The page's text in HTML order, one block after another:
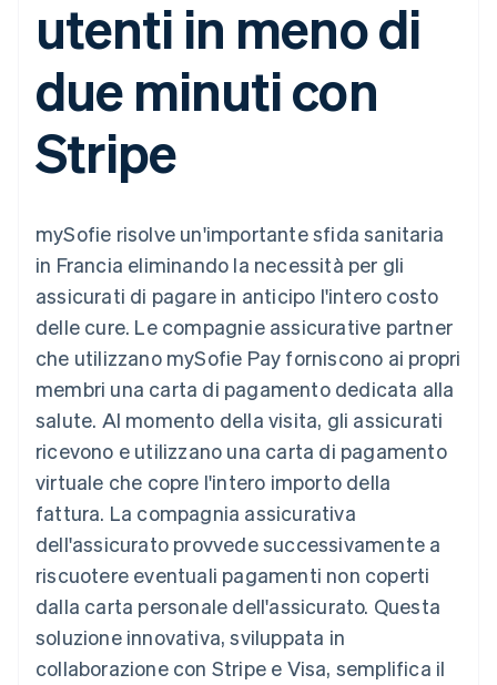
flessibile
Metodi di
pagamento
oltre 125
Terminal
persona
Authorization
ottimizzata
Link
Pagamento
accelerato
Connections
Conti finanziari
della contabilità
Stripe Sigma
personalizzati
Data Pipeline
Product roadmap
Scopri cosa ti aspetta
Radar
Prevenzione delle frodi
Atlas
Costituzione di start-up
Rimozione del carbonio
Gestione del denaro
Piattaforme
SaaS
Per settore
Gaming
Ospitalità, viaggi e
tempo libero
Assicurazione
Media e
intrattenimento
Organizzazioni non
profit
Servizi professionali
Pubblica
amministrazione
Commercio al dettaglio
Ecosistema
Partner
Stripe App Marketplace
Gestire gli
abbonamenti
Offrire addebiti in base
all'utilizzo
Emettere carte
garantite da stablecoin
Esegui il provisioning e
gestisci i servizi con gli
Integrazioni app
Esempi di codice
Blog per sviluppatori
Stato dell'API
Roadmap del prodotto
Conferenza annuale
Sessions
Lavora con noi
Sala stampa
Contattaci
Diventa nostro partner
utenti in meno di
due minuti con
Stripe
mySofie risolve un'importante sfida sanitaria
in Francia eliminando la necessità per gli
assicurati di pagare in anticipo l'intero costo
delle cure. Le compagnie assicurative partner
che utilizzano mySofie Pay forniscono ai propri
membri una carta di pagamento dedicata alla
salute. Al momento della visita, gli assicurati
ricevono e utilizzano una carta di pagamento
virtuale che copre l'intero importo della
fattura. La compagnia assicurativa
dell'assicurato provvede successivamente a
riscuotere eventuali pagamenti non coperti
dalla carta personale dell'assicurato. Questa
soluzione innovativa, sviluppata in
collaborazione con Stripe e Visa, semplifica il